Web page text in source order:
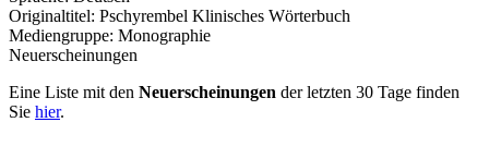
Originaltitel: Pschyrembel Klinisches Wörterbuch
Mediengruppe: Monographie
Neuerscheinungen
Eine Liste mit den Neuerscheinungen der letzten 30 Tage finden
Sie hier.